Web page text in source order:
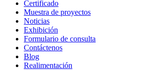
Certificado
Muestra de proyectos
Noticias
Exhibición
Formulario de consulta
Contáctenos
Blog
Realimentación